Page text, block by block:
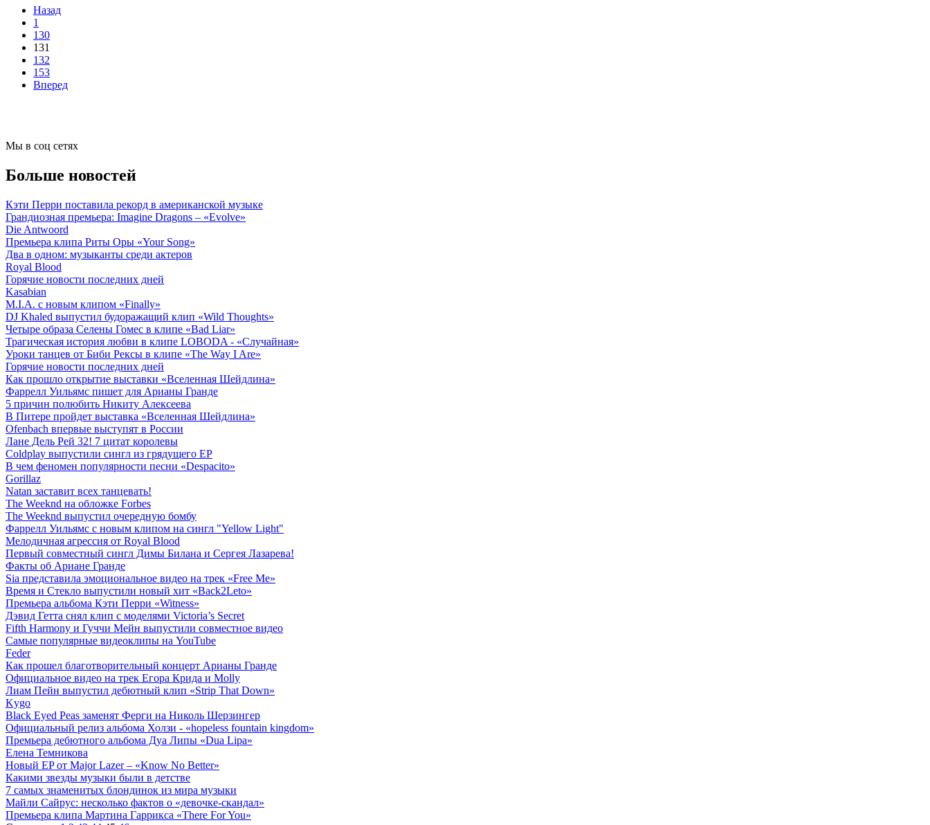
Назад
1
130
131
132
153
Вперед
Мы в соц сетях
Больше новостей
Кэти Перри поставила рекорд в американской музыке
Грандиозная премьера: Imagine Dragons – «Evolve»
Die Antwoord
Премьера клипа Риты Оры «Your Song»
Два в одном: музыканты среди актеров
Royal Blood
Горячие новости последних дней
Kasabian
M.I.A. с новым клипом «Finally»
DJ Khaled выпустил будоражащий клип «Wild Thoughts»
Четыре образа Селены Гомес в клипе «Bad Liar»
Трагическая история любви в клипе LOBODA - «Случайная»
Уроки танцев от Биби Рексы в клипе «The Way I Are»
Горячие новости последних дней
Как прошло открытие выставки «Вселенная Шейдлина»
Фаррелл Уильямс пишет для Арианы Гранде
5 причин полюбить Никиту Алексеева
В Питере пройдет выставка «Вселенная Шейдлина»
Ofenbach впервые выступят в России
Лане Дель Рей 32! 7 цитат королевы
Coldplay выпустили сингл из грядущего EP
В чем феномен популярности песни «Despacito»
Gorillaz
Natan заставит всех танцевать!
The Weeknd на обложке Forbes
The Weeknd выпустил очередную бомбу
Фаррелл Уильямс с новым клипом на сингл "Yellow Light"
Мелодичная агрессия от Royal Blood
Первый совместный сингл Димы Билана и Сергея Лазарева!
Факты об Ариане Гранде
Sia представила эмоциональное видео на трек «Free Me»
Время и Стекло выпустили новый хит «Back2Leto»
Премьера альбома Кэти Перри «Witness»
Дэвид Гетта снял клип с моделями Victoria’s Secret
Fifth Harmony и Гуччи Мейн выпустили совместное видео
Самые популярные видеоклипы на YouTube
Feder
Как прошел благотворительный концерт Арианы Гранде
Официальное видео на трек Егора Крида и Molly
Лиам Пейн выпустил дебютный клип «Strip That Down»
Kygo
Black Eyed Peas заменят Ферги на Николь Шерзингер
Официальный релиз альбома Холзи - «hopeless fountain kingdom»
Премьера дебютного альбома Дуа Липы «Dua Lipa»
Елена Темникова
Новый EP от Major Lazer – «Know No Better»
Какими звезды музыки были в детстве
7 самых знаменитых блондинок из мира музыки
Майли Сайрус: несколько фактов о «девочке-скандал»
Премьера клипа Мартина Гаррикса «There For You»